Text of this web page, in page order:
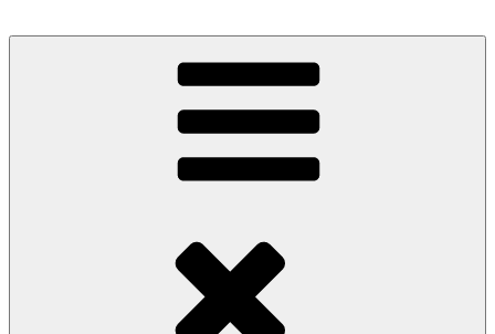
COUNTRYHOME
Wo die (Country-) Musik Zuhause ist